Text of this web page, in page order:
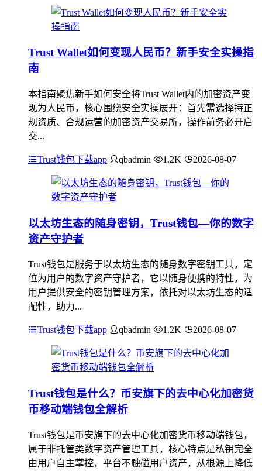
Trust Wallet如何变现人民币？新手安全实操指
南
本指南聚焦新手如何安全将Trust Wallet内的加密资产变
现为人民币，核心围绕安全实操展开：首先需选择持正
规资质、合规运营的加密资产交易所，操作前务必开启
交...
Trust钱包下载app qbadmin 1.2K 2026-08-07
以太坊生态的随身密钥，Trust钱包—你的数字
资产守护者
Trust钱包是服务于以太坊生态的随身数字密钥工具，定
位为用户的数字资产守护者，它以随身便携的特性，为
用户提供安全的密钥管理方案，依托对以太坊生态的适
配性，助力...
Trust钱包下载app qbadmin 1.2K 2026-08-07
Trust钱包是什么？币安旗下的去中心化加密货
币移动端钱包全解析
Trust钱包是币安旗下的去中心化加密货币移动端钱包，
属于非托管类数字资产管理工具，核心特点是私钥完全
由用户自主掌控，平台不触碰用户资产，从根源上降低